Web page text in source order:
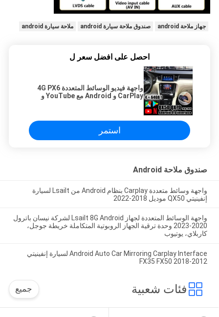
جهاز ملاحة android صندوق ملاحة سيارة android ملاحة سيارة android
احصل على افضل سعر ل
واجهة فيديو الوسائط المتعددة 4G PX6
CarPlay و Android مع YouTube و
استمر
صندوق ملاحة Android
واجهة وسائط متعددة Carplay بنظام Android من Lsailt لسيارة
إنفينيتي QX50 موديل 2018-2022
واجهة الوسائط المتعددة لجهاز Lsailt 8G Android لشركة نيسان باترول
2020-2023 وحدة ترقية الجهاز الروبوتية المتكاملة خريطة جوجل،
كاربلاي، يوتيوب
Android Auto Car Mirroring Carplay Interface لسيارة إنفينيتي
2012-2018 FX35 FX50
فئات شعبية جميع